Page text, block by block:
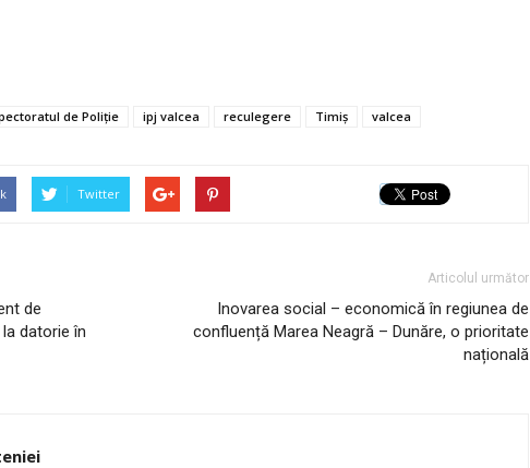
de Poliţie ipj valcea reculegere Timiș valcea
Twitter
de
datorie în
Articolul următor
Inovarea social – economică în regiunea de
confluență Marea Neagră – Dunăre, o prioritate
națională